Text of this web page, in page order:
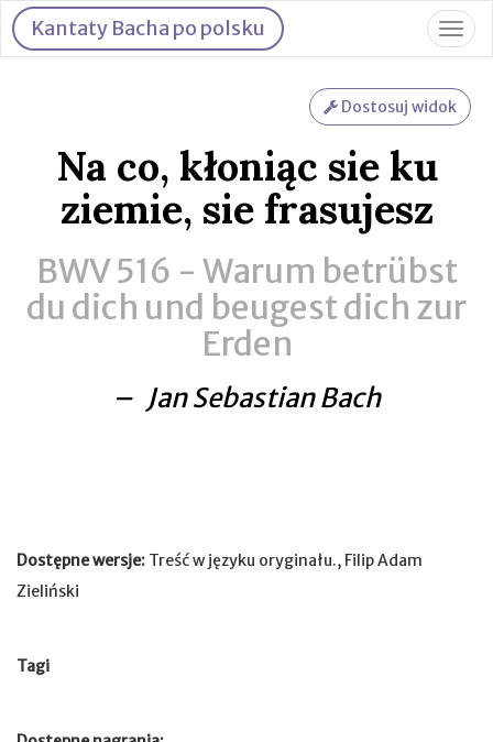
Kantaty Bacha po polsku
Na co, kłoniąc sie ku
ziemie, sie frasujesz
BWV 516 - Warum betrübst
du dich und beugest dich zur
Erden
– Jan Sebastian Bach
Dostępne wersje: Treść w języku oryginału., Filip Adam
Zieliński
Tagi
Dostosuj widok